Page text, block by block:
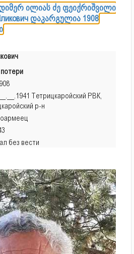
ილიას ძე ფეიქრიშვილი
დაკარგულია 1908
__.__.1941 Тетрицкаройский РВК,
р-н
без вести